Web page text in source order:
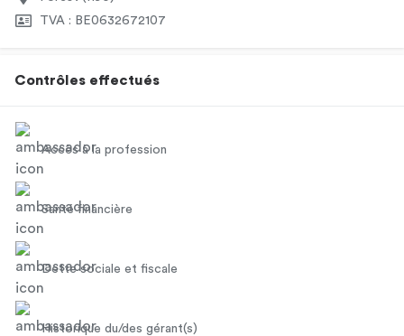
TVA : BE0632672107
Contrôles effectués
Accès à la profession
Santé financière
Dette sociale et fiscale
Historique du/des gérant(s)